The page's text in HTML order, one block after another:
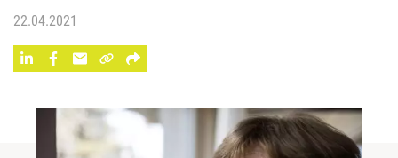
22.04.2021